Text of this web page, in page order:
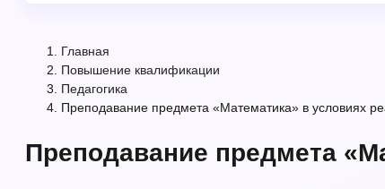
Главная
Повышение квалификации
Педагогика
Преподавание предмета «Математика» в условиях
Преподавание предмета